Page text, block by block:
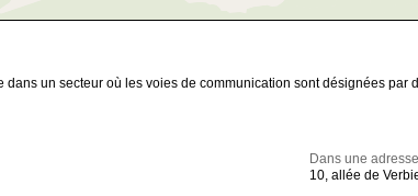
un secteur où les voies de communication sont désignées par
Dans une
10, allée de